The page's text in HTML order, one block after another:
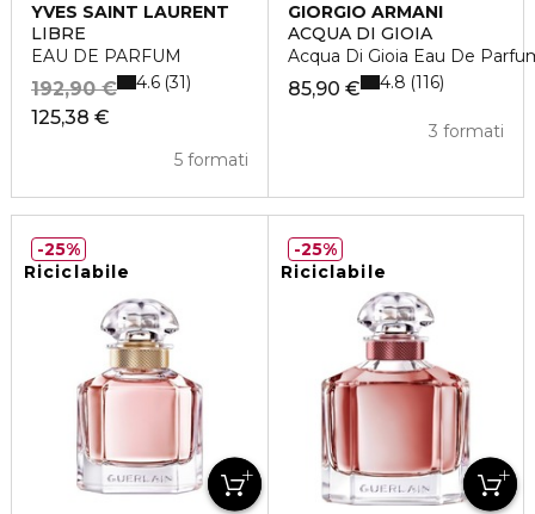
YVES SAINT LAURENT
LIBRE
EAU DE PARFUM
125,38 €
192,90 €
5 formati
4.6 31
GIORGIO ARMANI
ACQUA DI GIOIA
Acqua Di Gioia Eau De
85,90 €
3 formati
4.8 116
Riciclabile
25%
Riciclabile
25%